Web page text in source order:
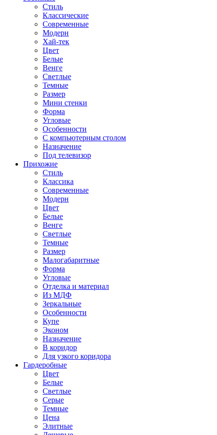
Стиль
Классические
Современные
Модерн
Хай-тек
Цвет
Белые
Венге
Светлые
Темные
Размер
Мини стенки
Форма
Угловые
Особенности
С компьютерным столом
Назначение
Под телевизор
Прихожие
Стиль
Классика
Современные
Модерн
Цвет
Белые
Венге
Светлые
Темные
Размер
Малогабаритные
Форма
Угловые
Отделка и материал
Из МДФ
Зеркальные
Особенности
Купе
Эконом
Назначение
В коридор
Для узкого коридора
Гардеробные
Цвет
Белые
Светлые
Серые
Темные
Цена
Элитные